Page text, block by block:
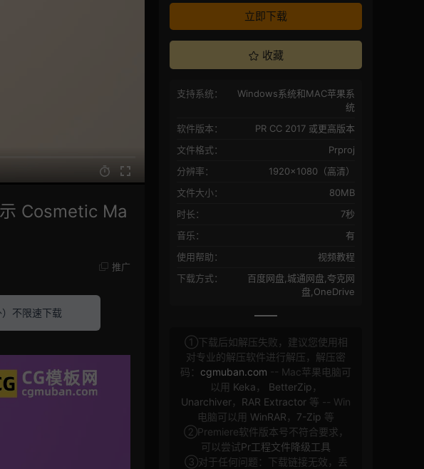
Cosmetic Ma
推广
不限速下载
立即下载
收藏
支持系统：
Windows系统和MAC苹果系
统
软件版本：
PR CC 2017 或更高版本
文件格式：
Prproj
分辨率：
1920×1080（高清）
文件大小：
80MB
时长：
7秒
音乐：
有
使用帮助：
视频教程
下载方式：
百度网盘,城通网盘,夸克网
盘,OneDrive
①下载后如解压失败，建议您使用相
对专业的解压软件进行解压，解压密
码： cgmuban.com -- Mac苹果电脑可
以用 Keka ， BetterZip ，
Unarchiver， RAR Extractor 等 -- Win
电脑可以用 WinRAR ， 7-Zip 等
②Premiere软件版本号不符合要求，
可以尝试Pr工程文件降级工具
③对于任何问题：下载链接无效，丢